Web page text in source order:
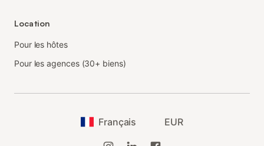
Location
Pour les hôtes
Pour les agences (30+ biens)
Français EUR